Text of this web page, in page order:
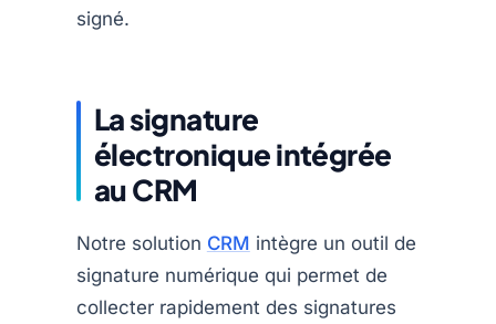
signé.
La signature
électronique intégrée
au CRM
Notre solution CRM intègre un outil de
signature numérique qui permet de
collecter rapidement des signatures